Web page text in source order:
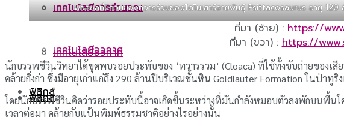
เทคโนโลยีการคำนวณ
เทคโนโลยีอวกาศ
ฟิสิกส์
เทคโนโลยีการคำนวณ
เทคโนโลยีอวกาศ
ฟิสิกส์
ฟอสซิลที่มีส่วนของทวารร่วมของไดโนเสาร์สายพันธุ์ Psittacosaurus อายุ 120
ที่มา (ซ้าย) : https://
ที่มา (ขวา) :https://
นักบรรพชีวินวิทยาได้ขุดพบรอยประทับของ ‘ทวารรวม’ (Cloaca) ที่ใช้ทั้งขับถ่ายของเ
คล้ายกิ่งก่า ซึ่งมีอายุเก่าแก่ถึง 290 ล้านปีบริเวณชั้นหิน Goldlauter Formation ในป่าทูริ
โดยนักบรรพชีวินคิดว่ารอยประทับนี้อาจเกิดขึ้นระหว่างที่มันกำลังหมอบตัวลงพักบนพื้
เวลาต่อมา คล้ายกับแป้นพิมพ์ธรรมชาติอย่างไรอย่างนั้น